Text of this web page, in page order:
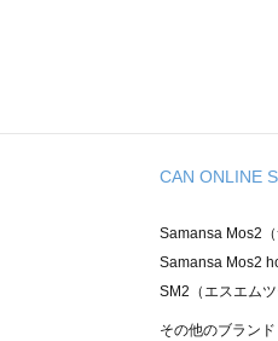
CAN ONLINE
Samansa Mos2
Samansa Mos2
SM2（エスエム
TSUHARU by
その他のブラン